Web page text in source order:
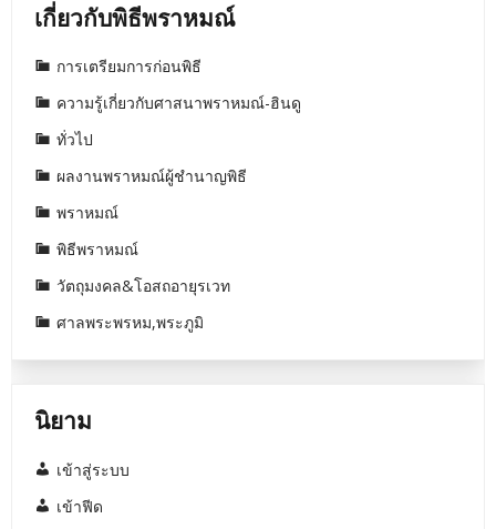
เกี่ยวกับพิธีพราหมณ์
การเตรียมการก่อนพิธี
ความรู้เกี่ยวกับศาสนาพราหมณ์-ฮินดู
ทั่วไป
ผลงานพราหมณ์ผู้ชำนาญพิธี
พราหมณ์
พิธีพราหมณ์
วัตถุมงคล&โอสถอายุรเวท
ศาลพระพรหม,พระภูมิ
นิยาม
เข้าสู่ระบบ
เข้าฟีด